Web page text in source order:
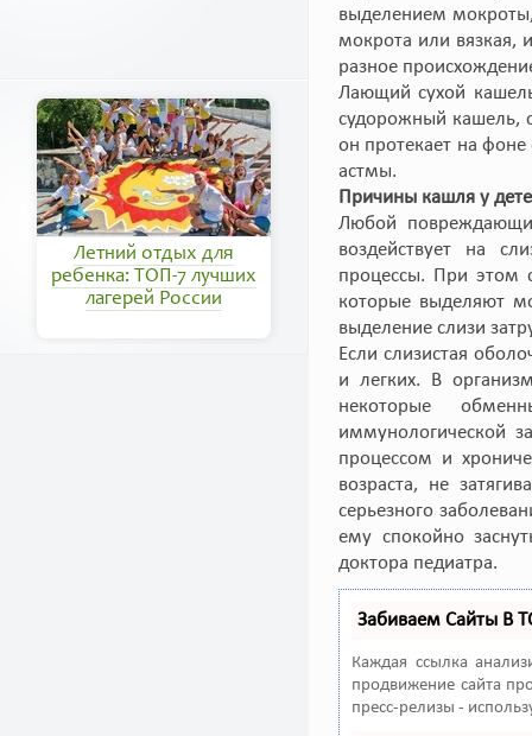
Летний отдых для
ребенка: ТОП-7 лучших
лагерей России
выделением
мокрота или вязкая,
разное
Лающий сухой кашель
судорожный кашель,
он протекает на фоне
астмы.
Причины кашля у
Любой
воздействует на
процессы. При этом
которые выделяют
выделение слизи
Если слизистая
и легких. В
некоторые
иммунологической
процессом и
возраста, не
серьезного
ему спокойно
доктора педиатра.
Забиваем Сайты В
Каждая ссылка
продвижение сайта
пресс-релизы -